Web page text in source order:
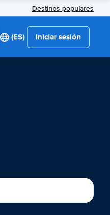
Destinos populares
(ES) Iniciar sesión